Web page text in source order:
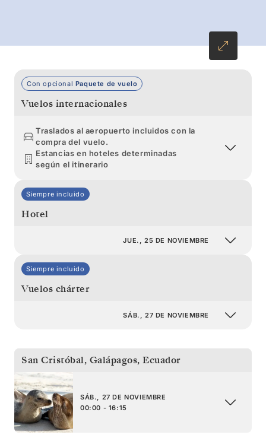
Con opcional Paquete de vuelo
Vuelos internacionales
Traslados al aeropuerto incluidos con la
compra del vuelo.
Estancias en hoteles determinadas
según el itinerario
Siempre incluido
Hotel
JUE., 25 DE NOVIEMBRE
Siempre incluido
Vuelos chárter
SÁB., 27 DE NOVIEMBRE
San Cristóbal, Galápagos, Ecuador
SÁB., 27 DE NOVIEMBRE
00:00 - 16:15